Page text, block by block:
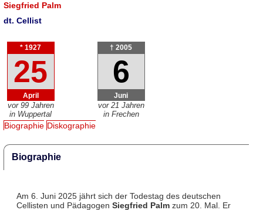
Siegfried Palm
dt. Cellist
* 1927
25
April
vor 99 Jahren
in Wuppertal
† 2005
6
Juni
vor 21 Jahren
in Frechen
Biographie Diskographie
Biographie
Am 6. Juni 2025 jährt sich der Todestag des deutschen
Cellisten und Pädagogen Siegfried Palmzum 20. Mal. Er